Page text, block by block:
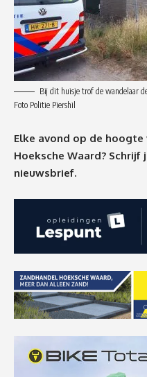
Bij dit huisje trof de wandelaar
Foto Politie Piershil
Elke avond op de
Hoeksche Waard? Schrijf
nieuwsbrief.